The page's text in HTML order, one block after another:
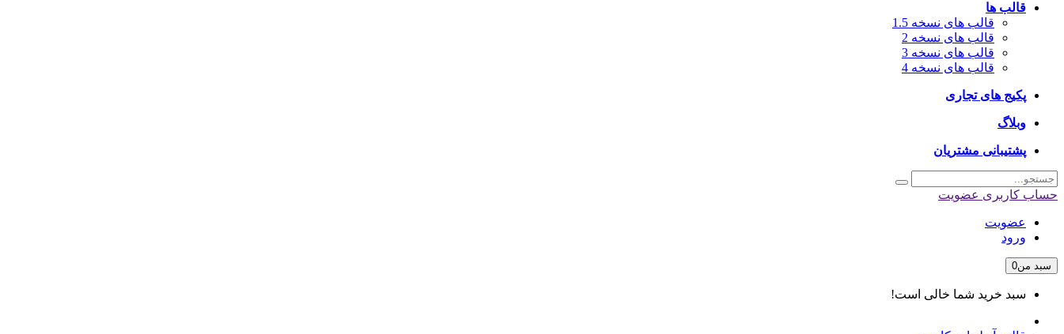
قالب ها
قالب های نسخه 1.5
قالب های نسخه 2
قالب های نسخه 3
قالب های نسخه 4
پکیج های تجاری
وبلاگ
پشتیبانی مشتریان
حساب کاربری عضویت
عضویت
ورود
سبد من0
سبد خرید شما خالی است!